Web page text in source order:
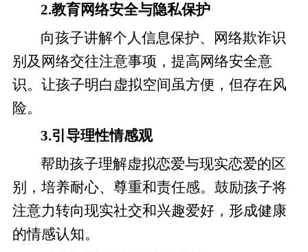
2.教育网络安全与隐私保护
向孩子讲解个人信息保护、网络欺诈识
别及网络交往注意事项，提高网络安全意
识。让孩子明白虚拟空间虽方便，但存在风
险。
3.引导理性情感观
帮助孩子理解虚拟恋爱与现实恋爱的区
别，培养耐心、尊重和责任感。鼓励孩子将
注意力转向现实社交和兴趣爱好，形成健康
的情感认知。